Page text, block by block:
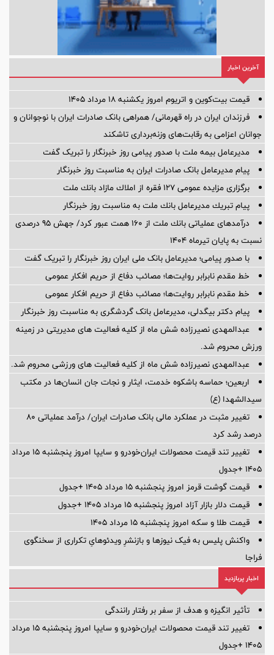
آخرین اخبار
قیمت بیت‌کوین و اتریوم امروز یکشنبه ۱۸ مرداد ۱۴۰۵
فرزندان ایران در راه قهرمانی/ همراهی بانک صادرات ایران با نوجوانان و
جوانان اعزامی به رقابت‌های وزنه‌برداری تاشکند
مدیرعامل بیمه ملت با صدور پیامی روز خبرنگار را تبریک گفت
پیام مدیرعامل بانک صادرات ایران به مناسبت روز خبرنگار
برگزاری مزایده عمومی 127 فقره از املاك مازاد بانك ملت
پیام تبریك مدیرعامل بانك ملت به مناسبت روز خبرنگار
درآمدهای عملیاتی بانك ملت از 160 همت عبور كرد/ جهش 95 درصدی
نسبت به پایان تیرماه 1404
با صدور پیامی؛ مدیرعامل بانک ملی ایران روز خبرنگار را تبریک گفت
خط مقدم نابرابر روایت‌ها؛ مصائب دفاع از حریم افکار عمومی
خط مقدم نابرابر روایت‌ها؛ مصائب دفاع از حریم افکار عمومی
پیام دکتر بیگدلی، مدیرعامل بانک گردشگری به مناسبت روز خبرنگار
عبدالمهدی نصیرزاده شش ماه از کلیه فعالیت های مدیریتی در زمینه
ورزش محروم شد.
عبدالمهدی نصیرزاده شش ماه از کلیه فعالیت های ورزشی محروم شد.
اربعین؛ حماسه باشکوه خدمت، ایثار و نجات جان انسان‌ها در مکتب
سیدالشهدا (ع)
تغییر مثبت در عملکرد مالی بانک صادرات ایران/ درآمد عملیاتی 80
درصد رشد کرد
تغییر تند قیمت محصولات ایران‌خودرو و سایپا امروز پنجشنبه ۱۵ مرداد
۱۴۰۵ +جدول
قیمت گوشت قرمز امروز پنجشنبه ۱۵ مرداد ۱۴۰۵ +جدول
قیمت دلار بازار آزاد امروز پنجشنبه ۱۵ مرداد ۱۴۰۵ +جدول
قیمت طلا و سکه امروز پنجشنبه ۱۵ مرداد ۱۴۰۵
واکنش پلیس به فیک نیوزها و بازنشرِ ویدئوهایِ تکراری از سخنگوی
فراجا
اخبار پربازدید
تأثیر انگیزه و هدف از سفر بر رفتار رانندگی
تغییر تند قیمت محصولات ایران‌خودرو و سایپا امروز پنجشنبه ۱۵ مرداد
۱۴۰۵ +جدول